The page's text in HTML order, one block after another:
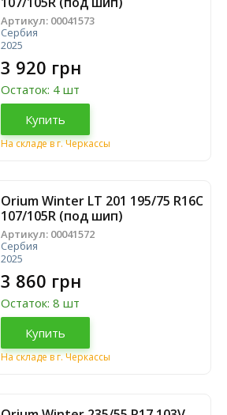
Артикул: 00041573
Сербия
2025
3 920 грн
Остаток: 4 шт
Купить
На складе в г. Черкассы
Orium Winter LT 201 195/75 R16C
107/105R (под шип)
Артикул: 00041572
Сербия
2025
3 860 грн
Остаток: 8 шт
Купить
На складе в г. Черкассы